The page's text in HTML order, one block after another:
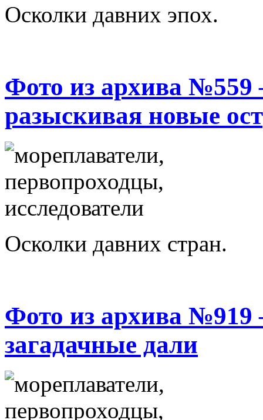
Осколки давних эпох.
Фото из архива
разыскивая новые
Осколки давних стран.
Фото из архива
загадачные дали